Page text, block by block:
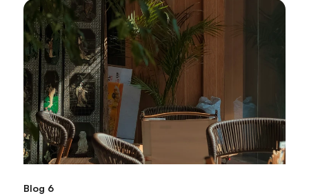
Blog 6